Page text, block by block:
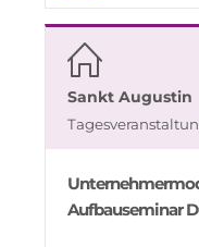
Sankt Augustin
Aufbauseminar